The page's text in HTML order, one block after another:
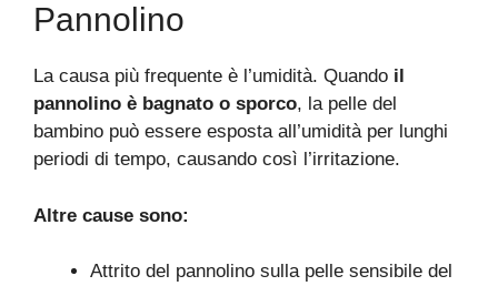
Pannolino
La causa più frequente è l’umidità. Quando il
pannolino è bagnato o sporco, la pelle del
bambino può essere esposta all’umidità per lunghi
periodi di tempo, causando così l’irritazione.
Altre cause sono:
Attrito del pannolino sulla pelle sensibile del